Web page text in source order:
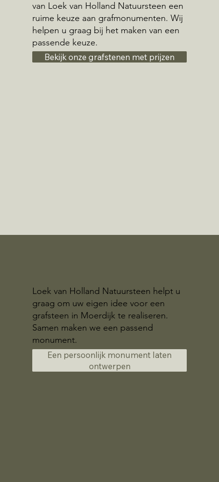
van Loek van Holland Natuursteen een
ruime keuze aan grafmonumenten. Wij
helpen u graag bij het maken van een
passende keuze.
Bekijk onze grafstenen met prijzen
Loek van Holland Natuursteen helpt u
graag om uw eigen idee voor een
grafsteen in Moerdijk te realiseren.
Samen maken we een passend
monument.
Een persoonlijk monument laten
ontwerpen